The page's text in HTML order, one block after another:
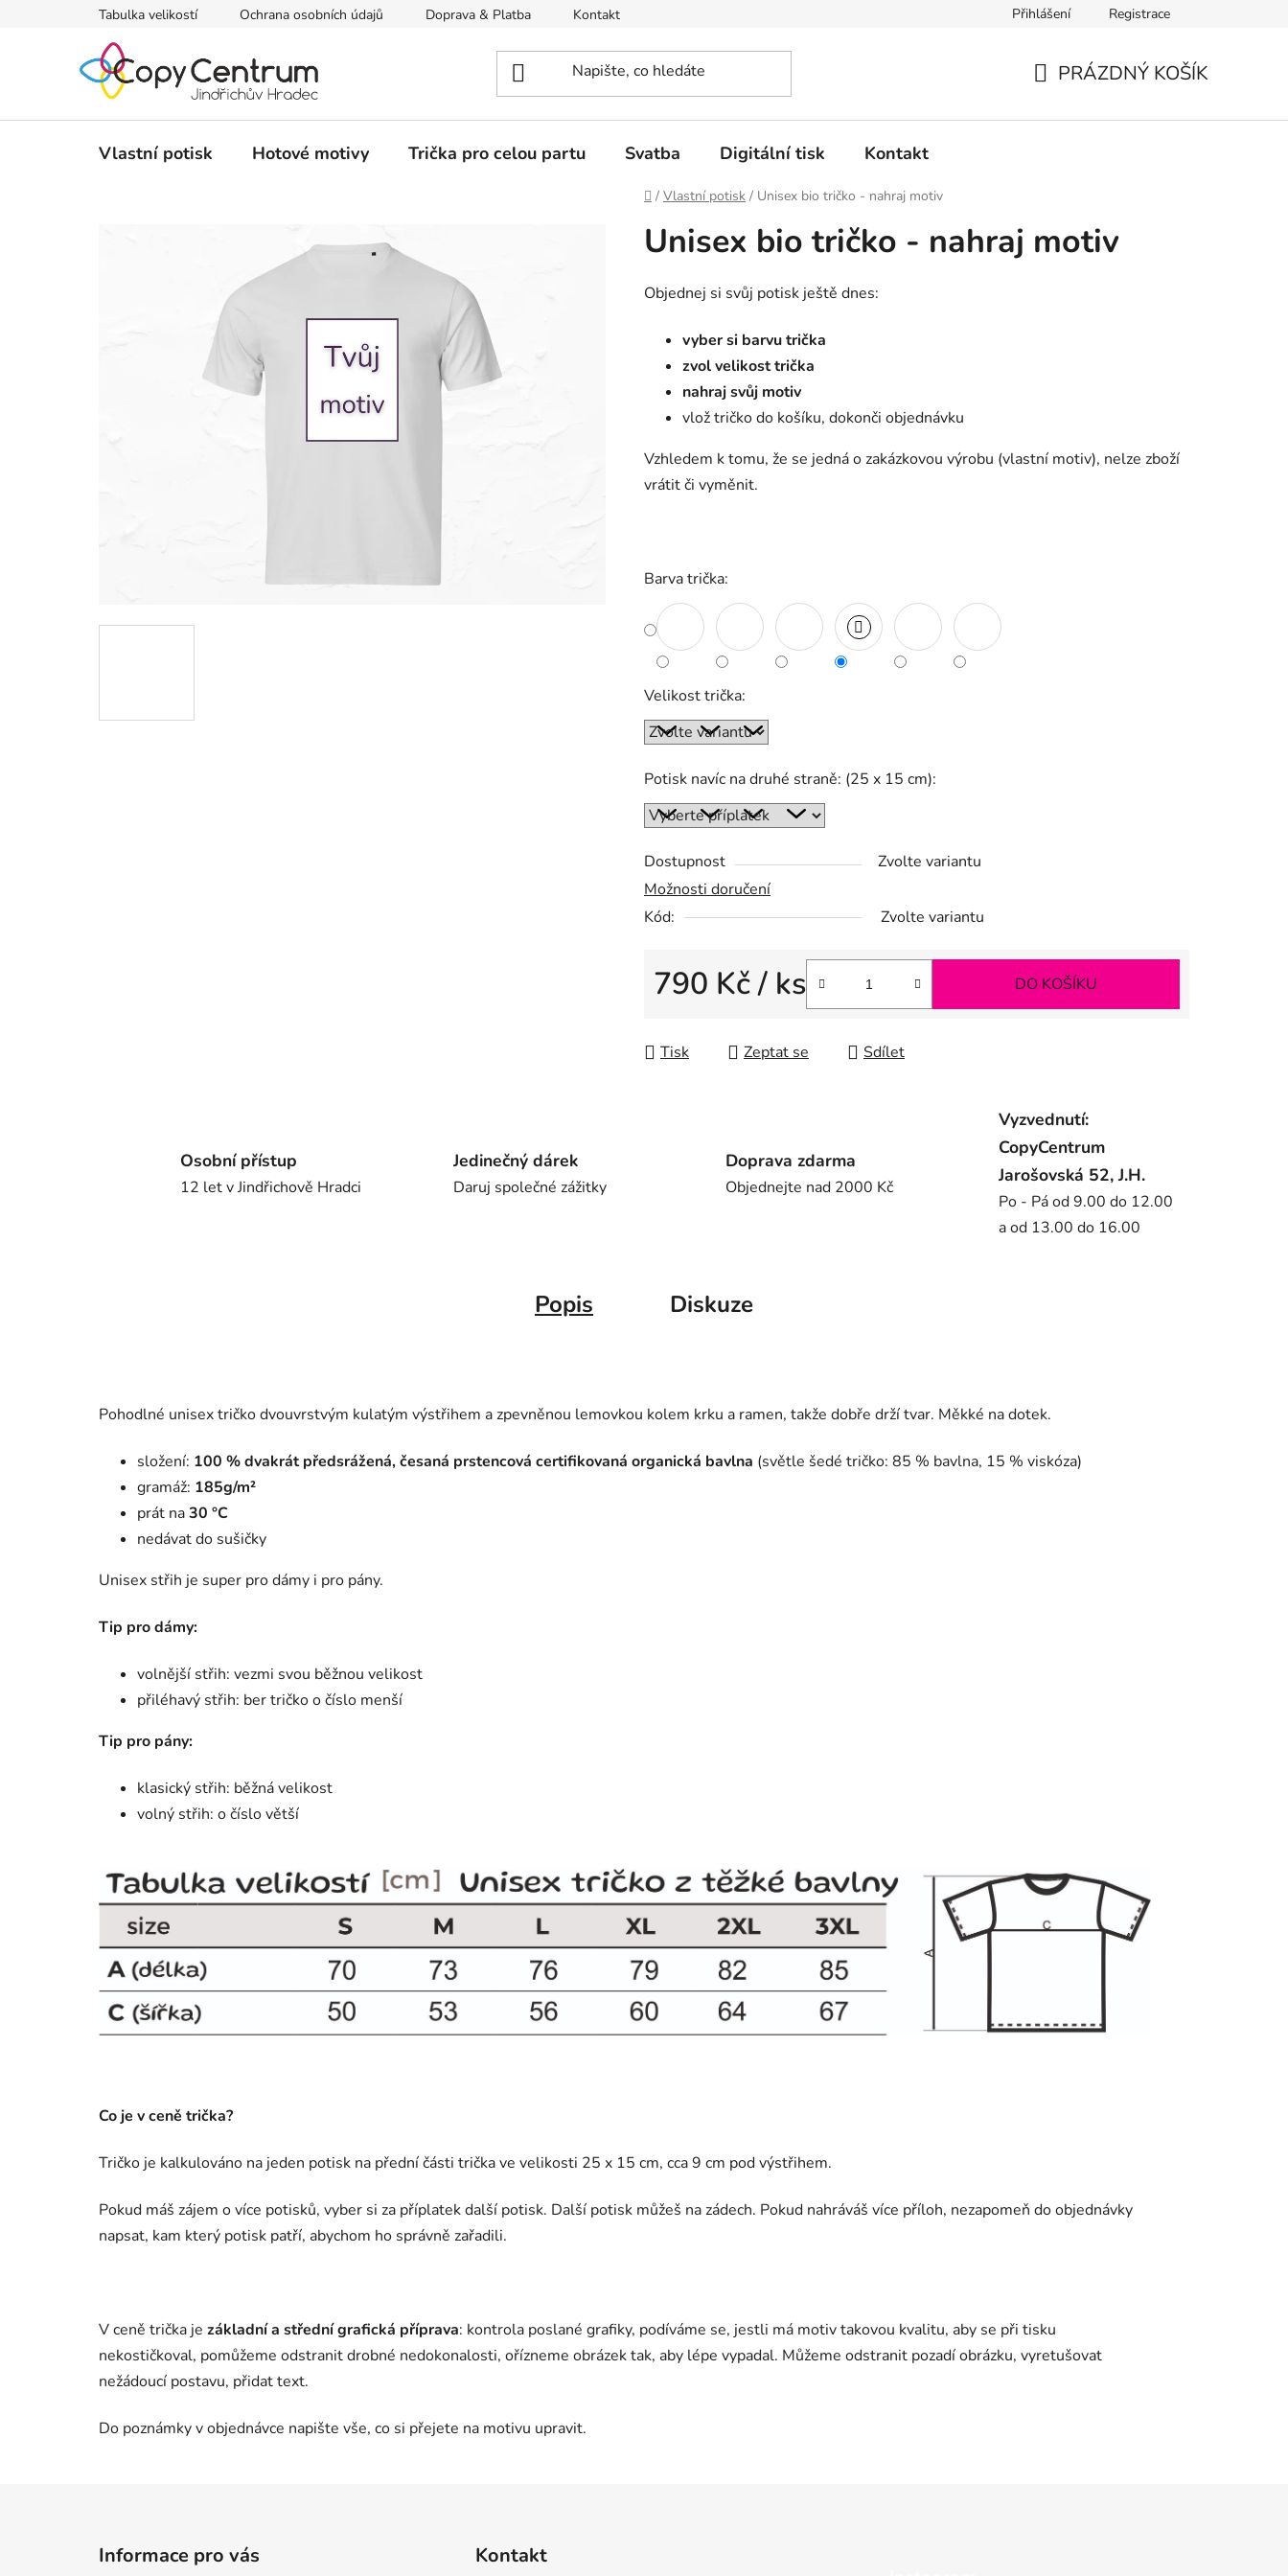
Tabulka velikostí Ochrana osobních údajů Doprava & Platba Kontakt Přihlášení Registrace
PRÁZDNÝ KOŠÍK
Vlastní potisk Hotové motivy Trička pro celou partu Svatba Digitální tisk Kontakt
Domů
/ Vlastní potisk / Unisex bio tričko - nahraj motiv
Unisex bio tričko - nahraj motiv
Objednej si svůj potisk ještě dnes:
vyber si barvu trička
zvol velikost trička
nahraj svůj motiv
vlož tričko do košíku, dokonči objednávku
Vzhledem k tomu, že se jedná o zakázkovou výrobu (vlastní motiv), nelze zboží
vrátit či vyměnit.
Barva trička:
Velikost trička:
Potisk navíc na druhé straně: (25 x 15 cm):
Dostupnost
Zvolte variantu
Možnosti doručení
Kód:
Zvolte variantu
790 Kč/ ks DO KOŠÍKU
Tisk Zeptat se Sdílet
Osobní přístup
12 let v Jindřichově Hradci
Jedinečný dárek
Daruj společné zážitky
Doprava zdarma
Objednejte nad 2000 Kč
Vyzvednutí:
CopyCentrum
Jarošovská 52, J.H.
Po - Pá od 9.00 do 12.00
a od 13.00 do 16.00
Popis Diskuze
Pohodlné unisex tričkodvouvrstvým kulatým výstřihem a zpevněnou lemovkou kolem krku a ramen, takže dobře drží tvar. Měkké na dotek.
složení: 100 %dvakrát předsrážená, česaná prstencová certifikovaná organická bavlna (světle šedé tričko: 85 % bavlna, 15 % viskóza)
gramáž: 185g/m²
prát na30 °C
nedávat do sušičky
Unisex střih je super pro dámy i pro pány.
Tip pro dámy:
volnější střih: vezmi svou běžnou velikost
přiléhavý střih: ber tričko o číslo menší
Tip pro pány:
klasický střih: běžná velikost
volný střih: o číslo větší
Co je v ceně trička?
Tričko je kalkulováno na jeden potisk na přední části trička ve velikosti 25 x 15 cm, cca 9 cm pod výstřihem.
Pokud máš zájem o více potisků, vyber si za příplatek další potisk. Další potisk můžeš na zádech. Pokud nahráváš více příloh, nezapomeň do objednávky
napsat, kam který potisk patří, abychom ho správně zařadili.
V ceně trička je základní a střední grafická příprava: kontrola poslané grafiky, podíváme se, jestli má motiv takovou kvalitu, aby se při tisku
nekostičkoval, pomůžeme odstranit drobné nedokonalosti, ořízneme obrázek tak, aby lépe vypadal. Můžeme odstranit pozadí obrázku, vyretušovat
nežádoucí postavu, přidat text.
Do poznámky v objednávce napište vše, co si přejete na motivu upravit.
Informace pro vás
Kontakt